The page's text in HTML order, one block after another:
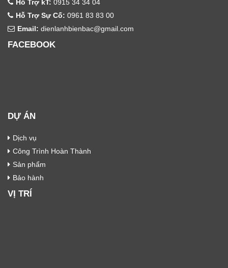
Hỗ Trợ kT: 0915 34 34 04
Hỗ Trợ Sự Cố: 0961 83 83 00
Email: dienlanhbienbac@gmail.com
FACEBOOK
DỰ ÁN
Dịch vụ
Công Trình Hoàn Thành
Sản phẩm
Bảo hành
VỊ TRÍ